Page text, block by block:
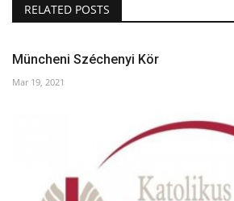
RELATED POSTS
Müncheni Széchenyi Kör
Mar 19, 2021